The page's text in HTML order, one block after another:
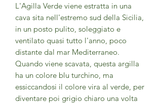
L'Agilla Verde viene estratta in una
cava sita nell'estremo sud della Sicilia,
in un posto pulito, soleggiato e
ventilato quasi tutto l'anno, poco
distante dal mar Mediterraneo.
Quando viene scavata, questa argilla
ha un colore blu turchino, ma
essiccandosi il colore vira al verde, per
diventare poi grigio chiaro una volta